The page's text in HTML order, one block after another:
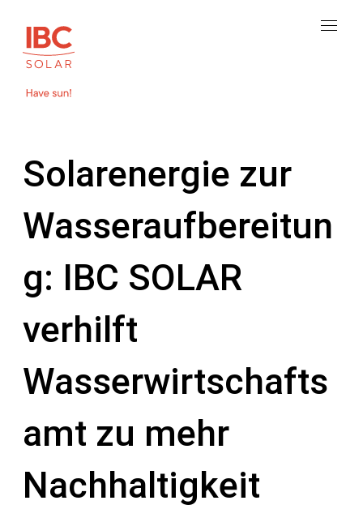
Solarenergie zur
Wasseraufbereitun
g: IBC SOLAR
verhilft
Wasserwirtschafts
amt zu mehr
Nachhaltigkeit